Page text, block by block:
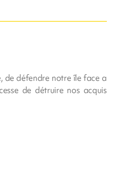
de défendre notre île face a
de détruire nos acquis